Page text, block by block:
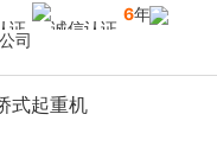
6年
司
式起重机